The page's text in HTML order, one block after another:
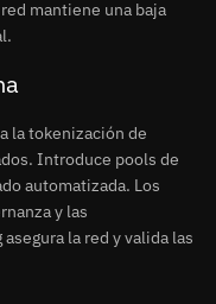
mantiene una baja
la tokenización de
Introduce pools de
automatizada. Los
y las
la red y valida las